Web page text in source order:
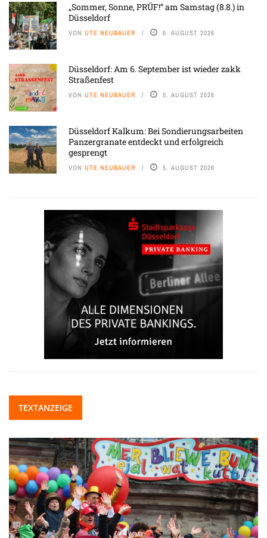
„Sommer, Sonne, PRÜF!“ am Samstag (8.8.) in
Düsseldorf
VON UTE NEUBAUER 6. AUGUST 2026
Düsseldorf: Am 6. September ist wieder zakk
Straßenfest
VON UTE NEUBAUER 5. AUGUST 2026
Düsseldorf Kalkum: Bei Sondierungsarbeiten
Panzergranate entdeckt und erfolgreich
gesprengt
VON UTE NEUBAUER 5. AUGUST 2026
TEXTANZEIGE